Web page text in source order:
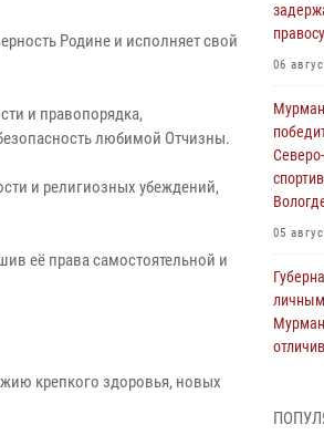
Родине и исполняет свой
и правопорядка,
любимой Отчизны.
и религиозных убеждений,
её права самостоятельной и
крепкого здоровья, новых
06
05
личным
В